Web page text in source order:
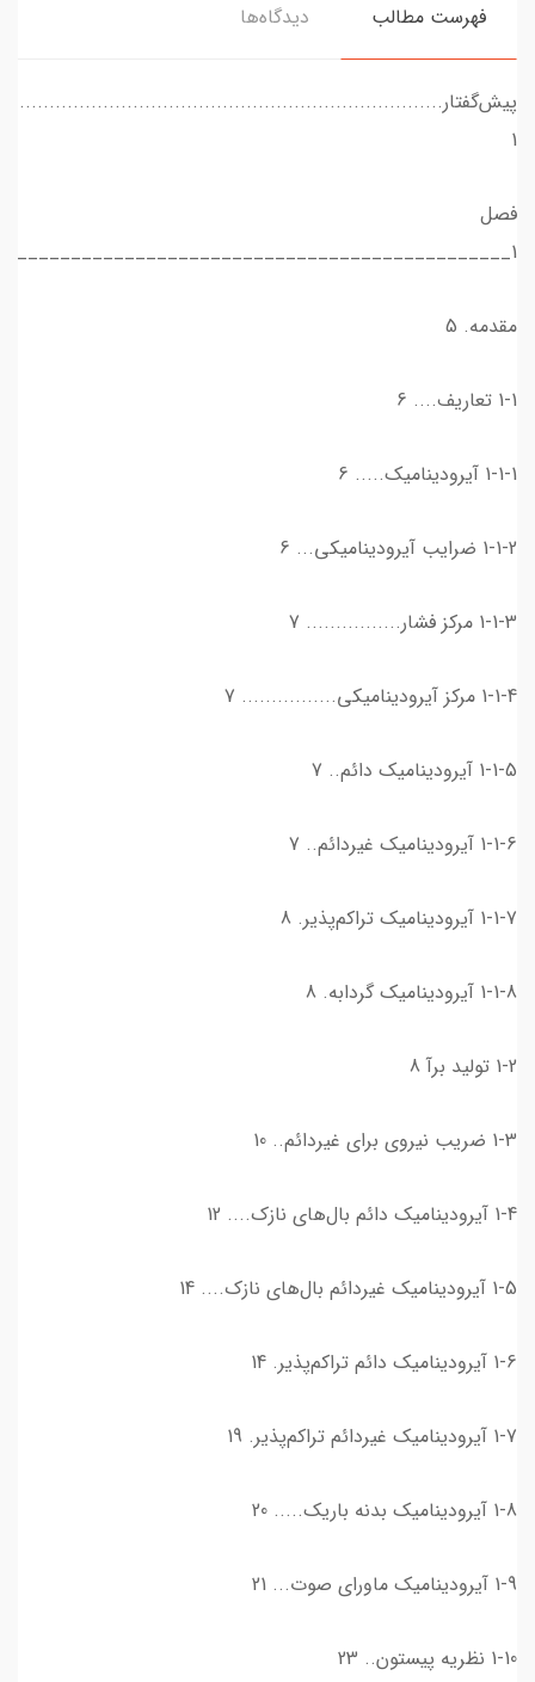
فهرست مطالب دیدگاه‌ها
1
فصل
1_______________________________________________
مقدمه. 5
1-1 تعاريف.... 6
1-1-1 آيروديناميك..... 6
1-1-2 ضرايب آيروديناميكي... 6
1-1-3 مركز فشار................ 7
1-1-4 مركز آيروديناميكي................ 7
1-1-5 آيروديناميك دائم.. 7
1-1-6 آيروديناميك غیردائم.. 7
1-1-7 آيروديناميك تراكم‌پذير. 8
1-1-8 آيروديناميك گردابه. 8
1-2 توليد برآ 8
1-3 ضريب نيروی برای غیردائم.. 10
1-4 آيروديناميك دائم بال‌هاي نازك.... 12
1-5 آيروديناميك غیردائم بال‌هاي نازك.... 14
1-6 آيروديناميك دائم تراكم‌پذير. 14
1-7 آيروديناميك غیردائم تراكم‌پذير. 19
1-8 آيروديناميك بدنه باریک..... 20
1-9 آيروديناميك ماوراي صوت... 21
1-10 نظریه پيستون.. 23